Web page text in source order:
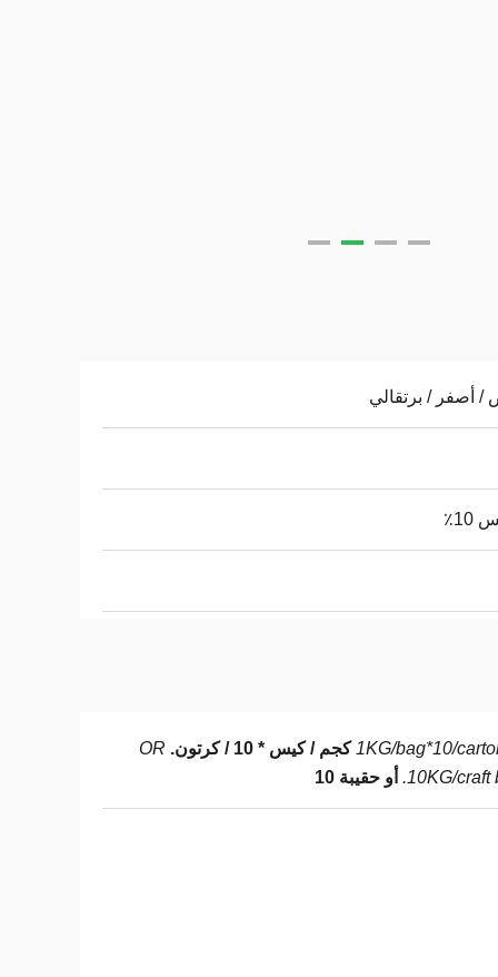
/ أصفر / برتقالي
1KG/bag*10/
OR
10KG/craft
أو حقيبة 10